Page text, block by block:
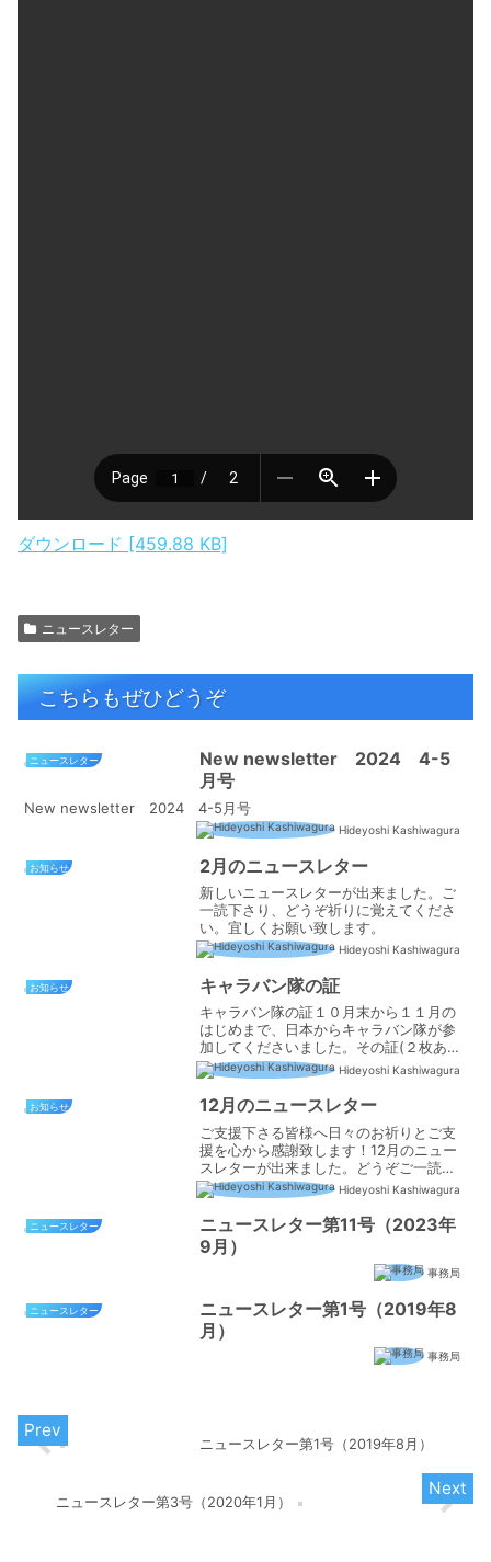
ダウンロード [459.88 KB]
ニュースレター
こちらもぜひどうぞ
ニュースレター
New newsletter 2024 4-5
月号
New newsletter 2024 4-5月号
Hideyoshi Kashiwagura
お知らせ 2月のニュースレター
新しいニュースレターが出来ました。ご
一読下さり、どうぞ祈りに覚えてくださ
い。宜しくお願い致します。
Hideyoshi Kashiwagura
お知らせ キャラバン隊の証
キャラバン隊の証１０月末から１１月の
はじめまで、日本からキャラバン隊が参
加してくださいました。その証(２枚あり
ます。下にスクロールしてください。)が
出来ました。ご一読いただければ幸いで
す。宜しくお願い致します。このクリス
マス、皆様の上に主の...
Hideyoshi Kashiwagura
お知らせ 12月のニュースレター
ご支援下さる皆様へ日々のお祈りとご支
援を心から感謝致します！12月のニュー
スレターが出来ました。どうぞご一読く
ださり、お祈りをお願い致します！尚、
ニュースレターにも記しましたが、22日
は開拓したラホヤの教会でクリスマス礼
拝及び祝会を行います...
Hideyoshi Kashiwagura
ニュースレター
ニュースレター第11号（2023年
9月）
事務局
ニュースレター
ニュースレター第1号（2019年8
月）
事務局
ニュースレター第1号（2019年8月）
ニュースレター第3号（2020年1月）